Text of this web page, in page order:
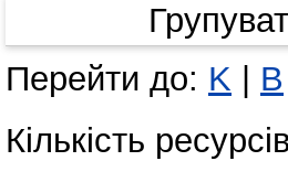
Перейти до: K В
Кількість